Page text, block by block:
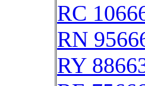
RC
RN
RY